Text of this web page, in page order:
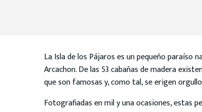
La Isla de los Pájaros es un pequeño paraíso
Arcachon. De las 53 cabañas de madera
que son famosas y, como tal, se erigen
Fotografiadas en mil y una ocasiones, estas